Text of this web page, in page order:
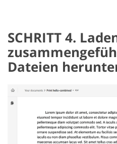
SCHRITT 4.
Dateien